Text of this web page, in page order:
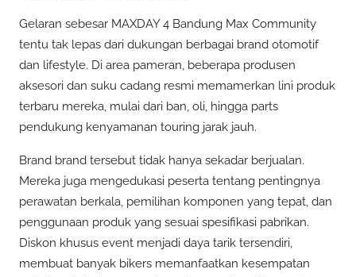
Gelaran sebesar MAXDAY 4 Bandung Max Community
tentu tak lepas dari dukungan berbagai brand otomotif
dan lifestyle. Di area pameran, beberapa produsen
aksesori dan suku cadang resmi memamerkan lini produk
terbaru mereka, mulai dari ban, oli, hingga parts
pendukung kenyamanan touring jarak jauh.
Brand brand tersebut tidak hanya sekadar berjualan.
Mereka juga mengedukasi peserta tentang pentingnya
perawatan berkala, pemilihan komponen yang tepat, dan
penggunaan produk yang sesuai spesifikasi pabrikan.
Diskon khusus event menjadi daya tarik tersendiri,
membuat banyak bikers memanfaatkan kesempatan